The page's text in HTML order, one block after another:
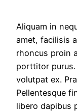
Aliquam in
amet, facilisis
rhoncus proin
porttitor
volutpat ex.
Pellentesque
libero dapibus